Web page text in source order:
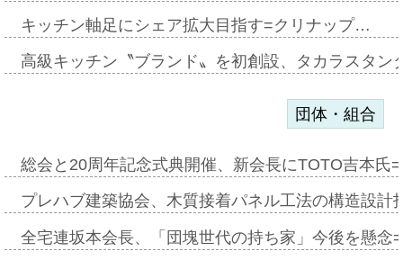
キッチン軸足にシェア拡大目指す=クリナップ…
高級キッチン〝ブランド〟を初創設、タカラスタ
団体・組合
総会と20周年記念式典開催、新会長にTOTO吉本氏
プレハブ建築協会、木質接着パネル工法の構造設
全宅連坂本会長、「団塊世代の持ち家」今後を懸